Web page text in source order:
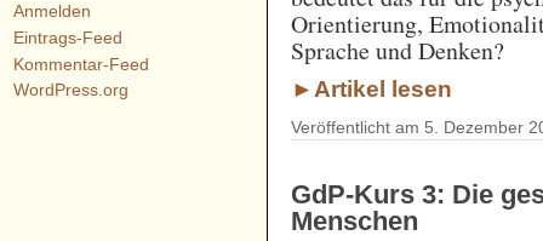
Orientierung,
Sprache und Denken?
►Artikel lesen
Veröffentlicht am 5. Dezember
GdP-Kurs 3: Die
Menschen
Anmelden
Eintrags-Feed
Kommentar-Feed
WordPress.org